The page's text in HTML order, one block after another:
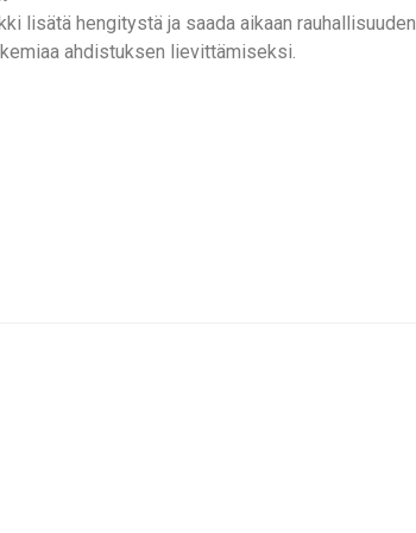
lisätä hengitystä ja saada aikaan rauhallisuuden.
ahdistuksen lievittämiseksi.